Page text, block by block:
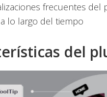
frecuentes
lo largo del tiempo
del